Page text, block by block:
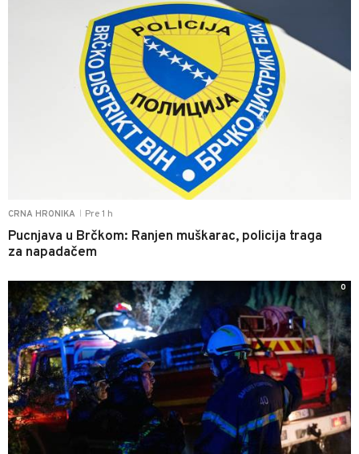
CRNA HRONIKA Pre 1 h
Pucnjava u Brčkom: Ranjen muškarac, policija traga
za napadačem
0